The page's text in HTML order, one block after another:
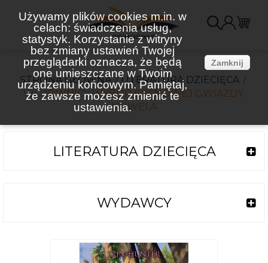
Używamy plików cookies m.in. w
celach: świadczenia usług,
statystyk. Korzystanie z witryny
bez zmiany ustawień Twojej
przeglądarki oznacza, że będą
one umieszczane w Twoim
urządzeniu końcowym. Pamiętaj,
że zawsze możesz zmienić te
ustawienia.
Zamknij
STRONA GŁÓWNA
LITERATURA DZIECIĘCA
WOJOWNICY WYBÓR SOSNOWEJ GWIAZDY.
NOWELA
LITERATURA DZIECIĘCA
WYDAWCY